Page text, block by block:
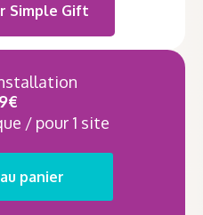
Simple Gift
/ pour 1 site
panier